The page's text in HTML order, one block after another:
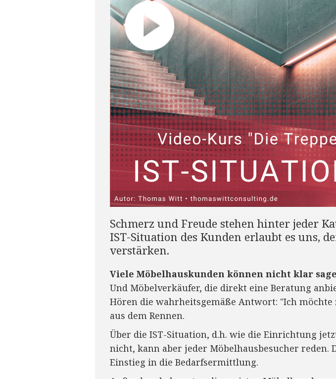
Schmerz und Freude stehen hinter jeder
IST-Situation des Kunden erlaubt es uns,
verstärken.
Viele Möbelhauskunden können nicht klar
Und Möbelverkäufer, die direkt eine Beratung
Hören die wahrheitsgemäße Antwort: "Ich
aus dem Rennen.
Über die IST-Situation, d.h. wie die Einrichtung
nicht, kann aber jeder Möbelhausbesucher reden.
Einstieg in die Bedarfsermittlung.